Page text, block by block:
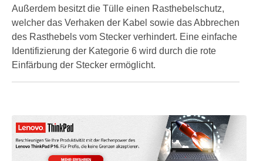
Außerdem besitzt die Tülle einen Rasthebelschutz,
welcher das Verhaken der Kabel sowie das Abbrechen
des Rasthebels vom Stecker verhindert. Eine einfache
Identifizierung der Kategorie 6 wird durch die rote
Einfärbung der Stecker ermöglicht.